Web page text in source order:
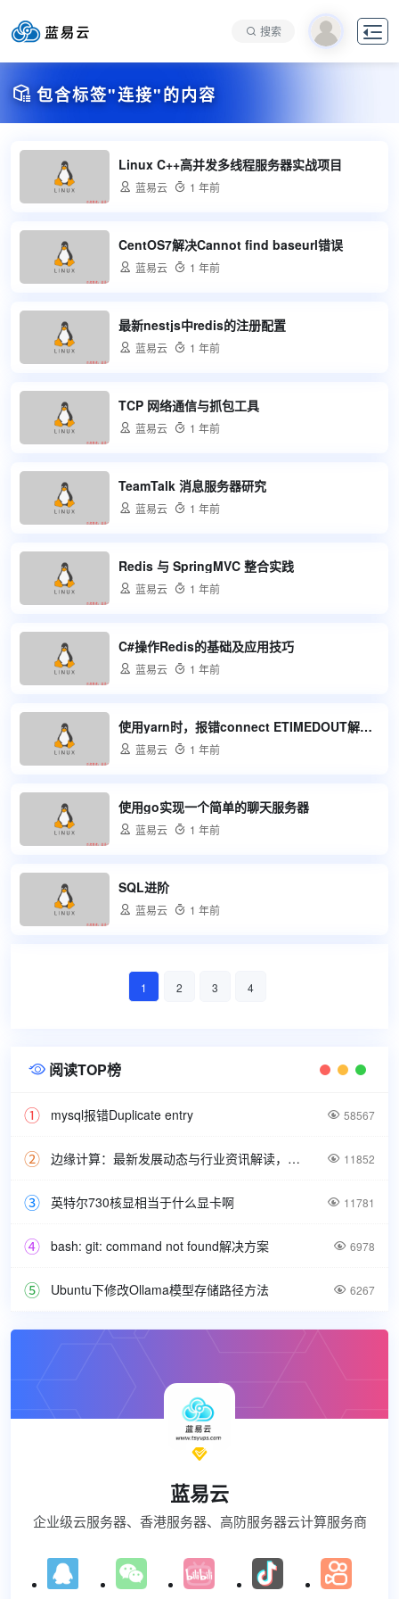
搜索 
 包含标签"连接"的内容
Linux C++高并发多线程服务器实战项目
 蓝易云  1 年前
CentOS7解决Cannot find baseurl错误
 蓝易云  1 年前
最新nestjs中redis的注册配置
 蓝易云  1 年前
TCP 网络通信与抓包工具
 蓝易云  1 年前
TeamTalk 消息服务器研究
 蓝易云  1 年前
Redis 与 SpringMVC 整合实践
 蓝易云  1 年前
C#操作Redis的基础及应用技巧
 蓝易云  1 年前
使用yarn时，报错connect ETIMEDOUT解决方案
 蓝易云  1 年前
使用go实现一个简单的聊天服务器
 蓝易云  1 年前
SQL进阶
 蓝易云  1 年前
1 2 3 4
 阅读TOP榜
mysql报错Duplicate entry  58567
边缘计算：最新发展动态与行业资讯解读，洞悉技术前沿引领未来。  11852
英特尔730核显相当于什么显卡啊  11781
bash: git: command not found解决方案  6978
Ubuntu下修改Ollama模型存储路径方法  6267

蓝易云
企业级云服务器、香港服务器、高防服务器云计算服务商